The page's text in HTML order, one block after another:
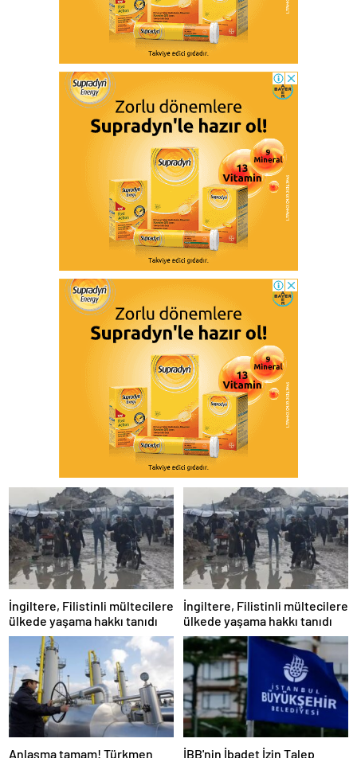
İngiltere, Filistinli mültecilere
ülkede yaşama hakkı tanıdı
İngiltere, Filistinli mültecilere
ülkede yaşama hakkı tanıdı
Anlaşma tamam! Türkmen İBB'nin İbadet İzin Talep